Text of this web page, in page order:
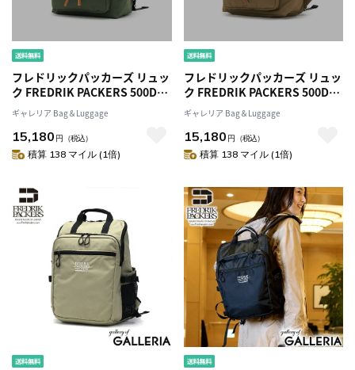
フレドリックパッカーズ リュッ
ク FREDRIK PACKERS 500D
DAY PACK デイパック リュック
サック シンプル A4 17L ナイロ
ン バッグ 軽量 通学 旅行 日本製
ブランド メンズ レディース
ギャレリア Bag＆Luggage
15,180 円 （税込）
積算 138 マイル (1倍)
フレドリックパッカーズ リュッ
ク FREDRIK PACKERS 500D
DAY PACK デイパック リュック
サック シンプル A4 17L ナイロ
ン バッグ 軽量 通学 旅行 日本製
ブランド メンズ レディース
ギャレリア Bag＆Luggage
15,180 円 （税込）
積算 138 マイル (1倍)